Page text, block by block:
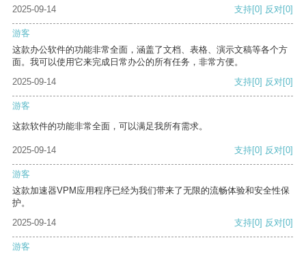
2025-09-14 支持[0] 反对[0]
游客
这款办公软件的功能非常全面，涵盖了文档、表格、演示文稿等各个方
面。我可以使用它来完成日常办公的所有任务，非常方便。
2025-09-14
支持[0] 反对[0]
游客
这款软件的功能非常全面，可以满足我所有需求。
2025-09-14 支持[0] 反对[0]
游客
这款加速器VPM应用程序已经为我们带来了无限的流畅体验和安全性保
护。
2025-09-14
支持[0] 反对[0]
游客